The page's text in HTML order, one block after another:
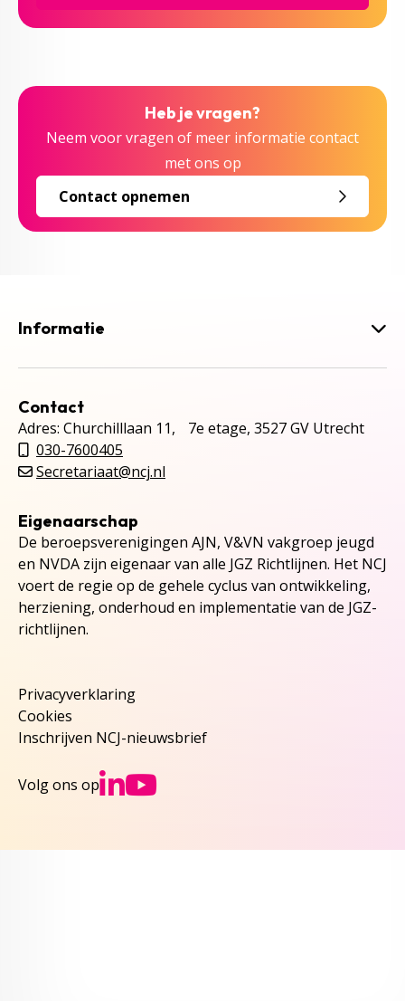
Heb je vragen?
Neem voor vragen of meer informatie contact
met ons op
Contact opnemen
Informatie
Contact
Adres: Churchilllaan 11, 7e etage, 3527 GV Utrecht
030-7600405
Secretariaat@ncj.nl
Eigenaarschap
De beroepsverenigingen AJN, V&VN vakgroep jeugd
en NVDA zijn eigenaar van alle JGZ Richtlijnen. Het NCJ
voert de regie op de gehele cyclus van ontwikkeling,
herziening, onderhoud en implementatie van de JGZ-
richtlijnen.
Privacyverklaring
Cookies
Inschrijven NCJ-nieuwsbrief
Volg ons op Ga naar NCJs